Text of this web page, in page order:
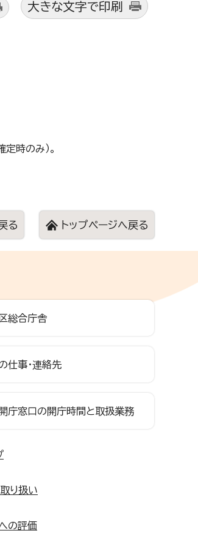
大きな文字で印刷
時のみ）。
る トップページへ戻る
総合庁舎
仕事・連絡先
庁窓口の開庁時間と取扱業務
り扱い
の評価